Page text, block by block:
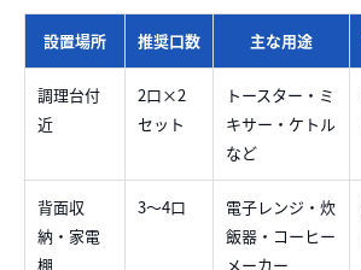
設置場所 推奨口数 主な用途
調理台付
近
2口×2
セット
トースター・ミ
キサー・ケトル
など
背面収
納・家電
棚
3〜4口
電子レンジ・炊
飯器・コーヒー
メーカー